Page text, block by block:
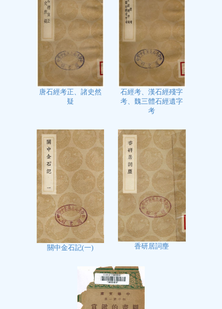
唐石經考正、諸史然
疑
石經考、漢石經殘字
考、魏三體石經遺字
考
關中金石記(一) 香研居詞麈